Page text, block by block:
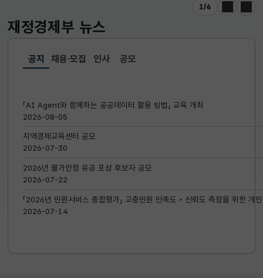
1/4
이전 다음
재정경제부 뉴스
공지
선택됨
공지
「AI Agent와 함께하는 공공데이터 활용 방법」 교육 개최
2026-08-05
지역경제교육센터 공모
2026-07-30
2026년 물가안정 유공 포상 후보자 공모
2026-07-22
「2026년 민원서비스 종합평가」 고충민원 만족도‧신뢰도 측정을 위한 개
2026-07-14
채용·모집 인사 공모